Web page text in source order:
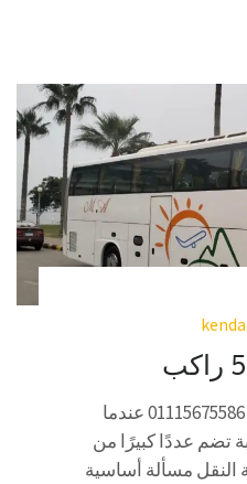
kenda
ايجار اتوبيس 55 راكب 01115675586 عندما
تضم عددًا كبيرًا من
مسألة أساسية